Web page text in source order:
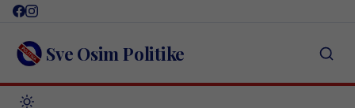
Skip
content Sve Osim Politike